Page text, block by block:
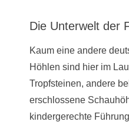
Die Unterwelt der
Kaum eine andere
Höhlen sind hier im
Tropfsteinen, andere
erschlossene
kindergerechte